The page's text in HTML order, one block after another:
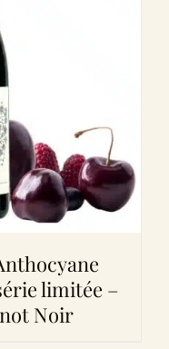
limitée –
Noir